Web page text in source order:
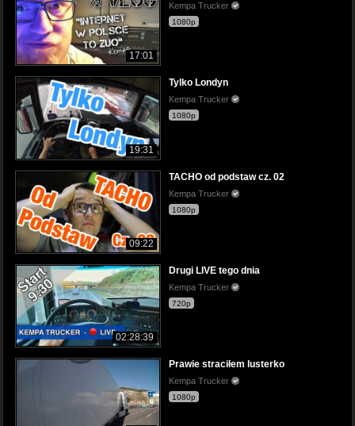
17:01
Kempa Trucker
1080p
19:31
Tylko Londyn
Kempa Trucker
1080p
09:22
TACHO od podstaw cz. 02
Kempa Trucker
1080p
02:28:39
Drugi LIVE tego dnia
Kempa Trucker
720p
Prawie straciłem lusterko
Kempa Trucker
1080p